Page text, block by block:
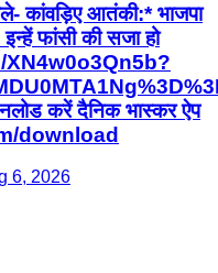
कांवड़िए आतंकी:* भाजपा
फांसी की सजा हो
करें दैनिक भास्कर ऐप
download
6, 2026